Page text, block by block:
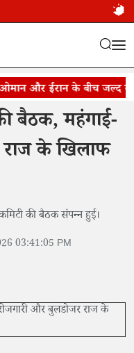
और ईरान के बीच जल्द
बैठक, महंगाई-
राज के खिलाफ
की बैठक संपन्न हुई।
03:41:05 PM